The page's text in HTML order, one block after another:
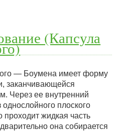
(Капсула
— Боумена имеет форму
заканчивающейся
Через ее внутренний
плоского
проходит жидкая часть
она собирается